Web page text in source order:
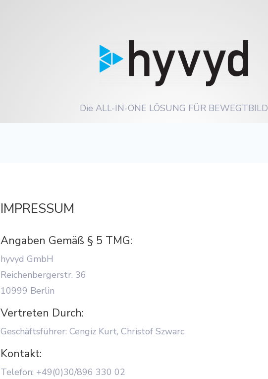
Die ALL-IN-ONE LÖSUNG FÜR BEWEGTBILD
IMPRESSUM
Angaben Gemäß § 5 TMG:
hyvyd GmbH
Reichenbergerstr. 36
10999 Berlin
Vertreten Durch:
Geschäftsführer: Cengiz Kurt, Christof Szwarc
Kontakt:
Telefon: +49(0)30/896 330 02